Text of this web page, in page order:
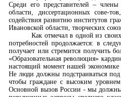
Среди его представителей – члены
области, диссертационных сове-
содействия развитию институтов
Ивановской области, творческих
Как отмечал в одной из
потребностей продолжается: в
получает или стремится получить
«Образовательная революция»
настоящий момент нашей экономике
Не люди должны подстраиваться
чтобы граждане с высоким
Основной вызов России - мы должны